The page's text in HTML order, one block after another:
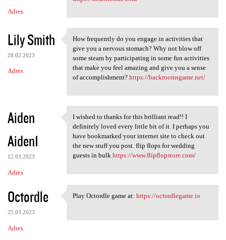
Adres
Lily Smith
28.02.2023
Adres
How frequently do you engage
How frequently do you engage in activities that
give you a nervous stomach? Why not blow off
some steam by participating in some fun activities
that make you feel amazing and give you a sense
of accomplishment? https://backroomsgame.net/
Aiden
Aiden1
12.03.2023
Adres
I wished to thanks for this
I wished to thanks for this brilliant read!! I
definitely loved every little bit of it. I perhaps you
have bookmarked your internet site to check out
the new stuff you post. flip flops for wedding
guests in bulk https://www.flipflopstore.com/
Octordle
25.03.2023
Adres
Play Octordle game at: https:
Play Octordle game at: https://octordlegame.io